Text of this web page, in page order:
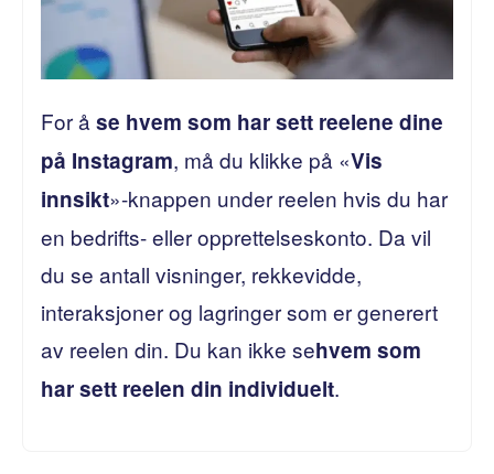
For åse hvem som har sett reelene dine
på Instagram, må du klikke på «Vis
innsikt»-knappen under reelen hvis du har
en bedrifts- eller opprettelseskonto. Da vil
du se antall visninger, rekkevidde,
interaksjoner og lagringer som er generert
av reelen din. Du kan ikke sehvem som
har sett reelen din individuelt.